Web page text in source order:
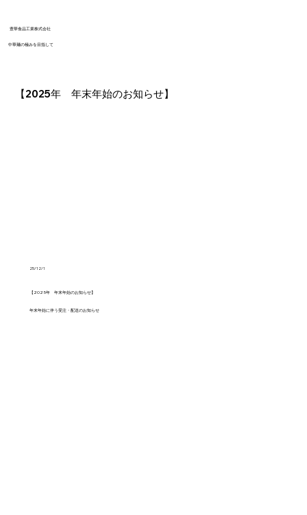
​豊華食品工業株式会社
​中華麺の極みを目指して
【2025年 年末年始のお知らせ】
25/12/1
【2025年 年末年始のお知らせ】
年末年始に伴う受注・配送のお知らせ